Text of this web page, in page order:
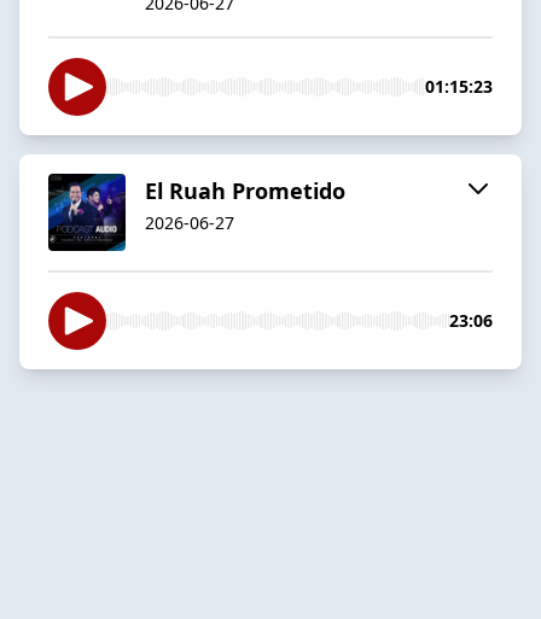
01:15:23
El Ruah Prometido
2026-06-27
23:06